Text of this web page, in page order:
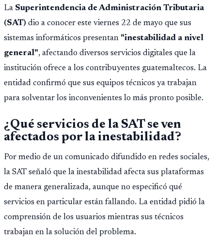
La Superintendencia de Administración Tributaria
(SAT) dio a conocer este viernes 22 de mayo que sus
sistemas informáticos presentan "inestabilidad a nivel
general", afectando diversos servicios digitales que la
institución ofrece a los contribuyentes guatemaltecos. La
entidad confirmó que sus equipos técnicos ya trabajan
para solventar los inconvenientes lo más pronto posible.
¿Qué servicios de la SAT se ven
afectados por la inestabilidad?
Por medio de un comunicado difundido en redes sociales,
la SAT señaló que la inestabilidad afecta sus plataformas
de manera generalizada, aunque no especificó qué
servicios en particular están fallando. La entidad pidió la
comprensión de los usuarios mientras sus técnicos
trabajan en la solución del problema.